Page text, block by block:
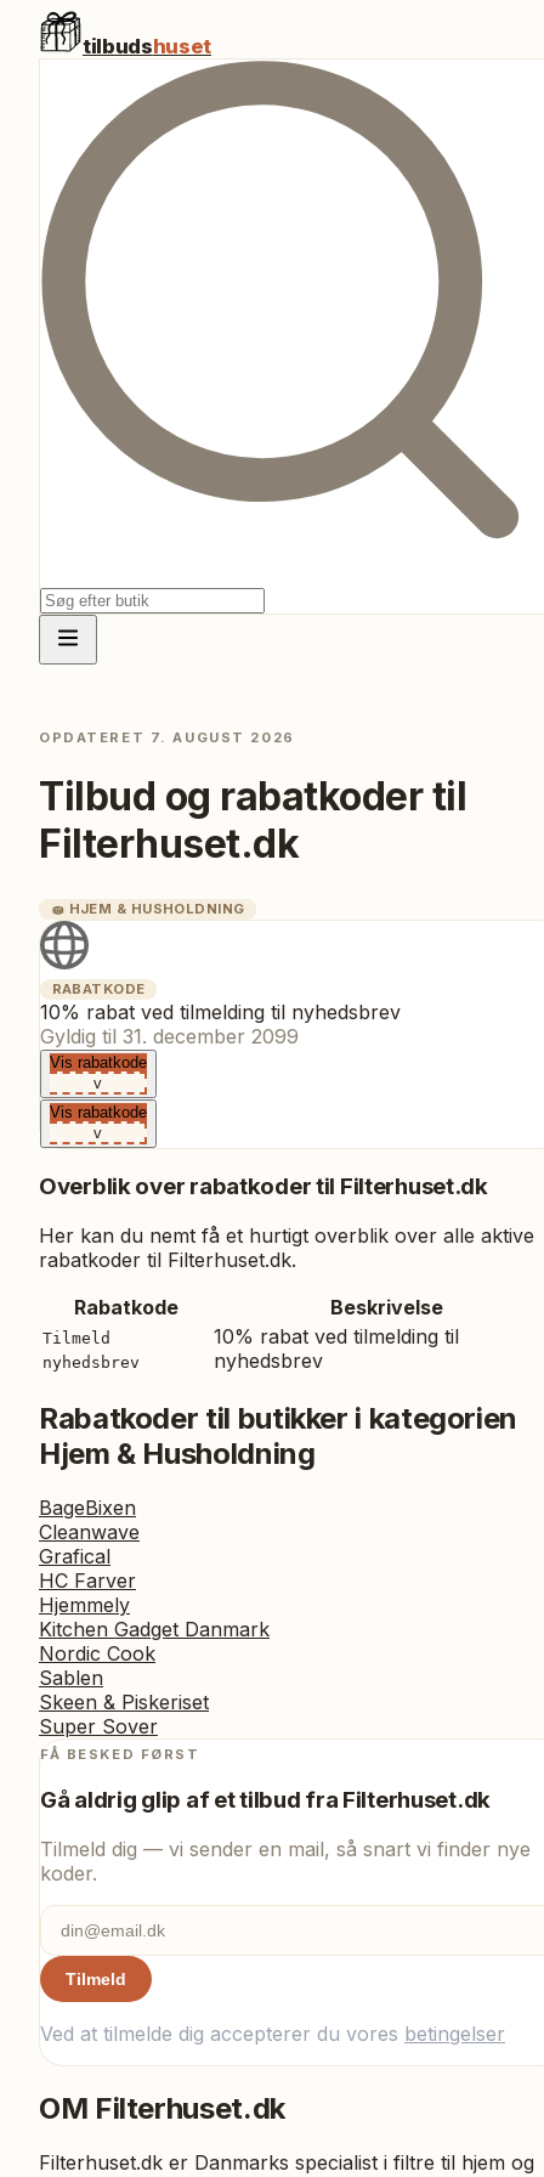
tilbudshuset
OPDATERET 7. AUGUST 2026
Tilbud og rabatkoder til
Filterhuset.dk
🧽 HJEM & HUSHOLDNING
RABATKODE
10% rabat ved tilmelding til nyhedsbrev
Gyldig til 31. december 2099
Vis rabatkode
v
Vis rabatkode
v
Overblik over rabatkoder til Filterhuset.dk
Her kan du nemt få et hurtigt overblik over alle aktive
rabatkoder til Filterhuset.dk.
Rabatkode
Beskrivelse
Tilmeld
nyhedsbrev
10% rabat ved tilmelding til
nyhedsbrev
Rabatkoder til butikker i kategorien
Hjem & Husholdning
BageBixen
Cleanwave
Grafical
HC Farver
Hjemmely
Kitchen Gadget Danmark
Nordic Cook
Sablen
Skeen & Piskeriset
Super Sover
FÅ BESKED FØRST
Gå aldrig glip af et tilbud fra Filterhuset.dk
Tilmeld dig — vi sender en mail, så snart vi finder nye
koder.
Tilmeld
Ved at tilmelde dig accepterer du vores betingelser
OM Filterhuset.dk
Filterhuset.dk er Danmarks specialist i filtre til hjem og